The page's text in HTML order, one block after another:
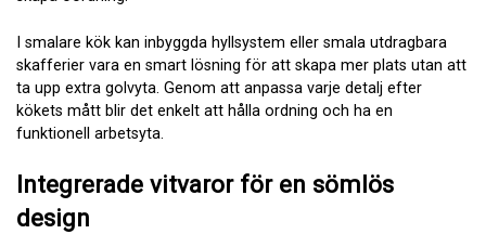
I smalare kök kan inbyggda hyllsystem eller smala utdragbara
skafferier vara en smart lösning för att skapa mer plats utan att
ta upp extra golvyta. Genom att anpassa varje detalj efter
kökets mått blir det enkelt att hålla ordning och ha en
funktionell arbetsyta.
Integrerade vitvaror för en sömlös
design